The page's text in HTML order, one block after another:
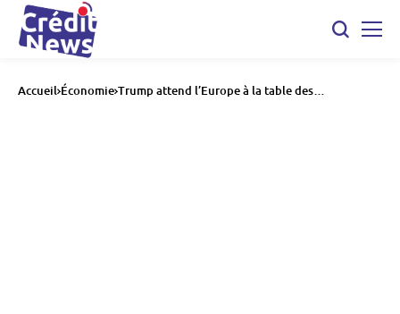
Accueil Économie Trump attend l’Europe à la table des
négociations, ce jour